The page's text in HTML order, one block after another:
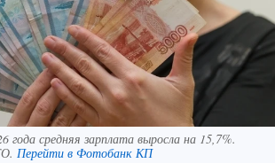
года средняя зарплата выросла на 15,7%.
Перейти в Фотобанк КП